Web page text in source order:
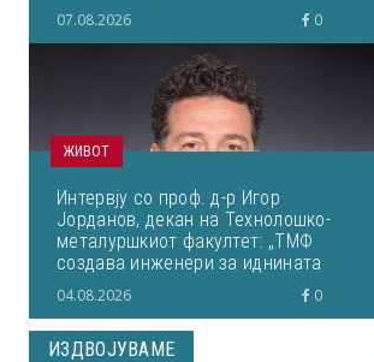
07.08.2026 0
ЖИВОТ
Интервју со проф. д-р Игор
Јорданов, декан на Технолошко-
металуршкиот факултет: „ТМФ
создава инженери за иднината
преку нов развоен циклус!“
04.08.2026 0
ИЗДВОЈУВАМЕ